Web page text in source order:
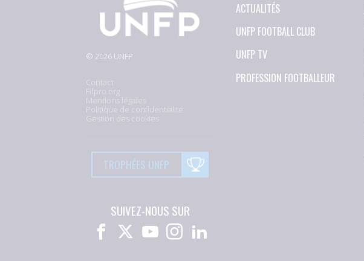
© 2026 UNFP
Contact
Fifpro.org
Mentions légales
Politique de confidentialité
Gestion des cookies
TROPHÉES UNFP
SUIVEZ-NOUS SUR
ACTUALITÉS
UNFP FOOTBALL CLUB
UNFP TV
PROFESSION FOOTBALLEUR